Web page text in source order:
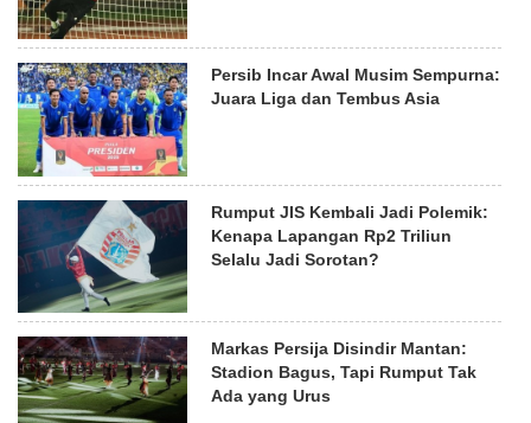
Persib Incar Awal Musim Sempurna:
Juara Liga dan Tembus Asia
Rumput JIS Kembali Jadi Polemik:
Kenapa Lapangan Rp2 Triliun
Selalu Jadi Sorotan?
Markas Persija Disindir Mantan:
Stadion Bagus, Tapi Rumput Tak
Ada yang Urus